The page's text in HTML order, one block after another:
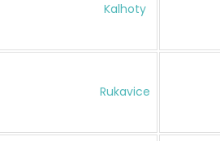
Kalhoty
Rukavice
S OHRNUTÝM LEMEM, KOŇAK